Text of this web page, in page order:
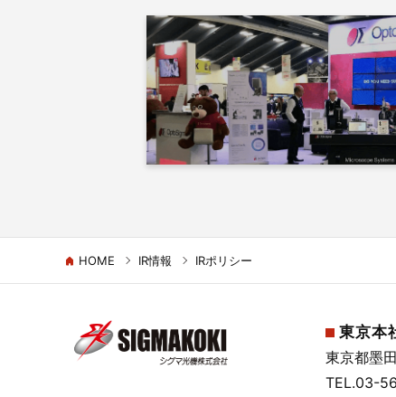
HOME IR情報 IRポリシー
東京本
東京都墨
TEL.03-